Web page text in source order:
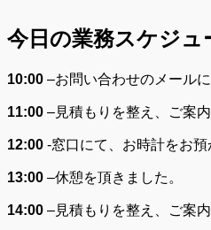
今日の業務スケジュ
10:00 –お問い合わせのメール
11:00 –見積もりを整え、ご案
12:00 -窓口にて、お時計をお預
13:00 –休憩を頂きました。
14:00 –見積もりを整え、ご案